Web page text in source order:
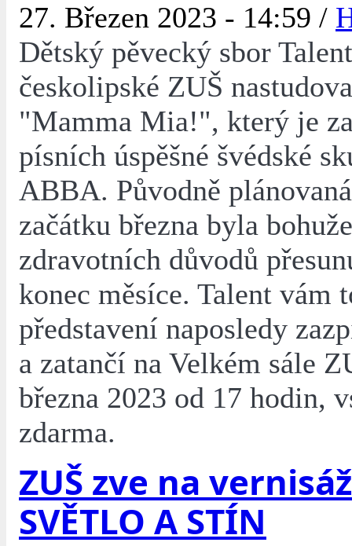
27. Březen 2023 - 14:59 /
Dětský pěvecký sbor
českolipské ZUŠ
"Mamma Mia!", který je
písních úspěšné švédské
ABBA. Původně
začátku března byla
zdravotních důvodů
konec měsíce. Talent vám
představení naposledy
a zatančí na Velkém sále
března 2023 od 17 hodin,
zdarma.
ZUŠ zve na
SVĚTLO A STÍN